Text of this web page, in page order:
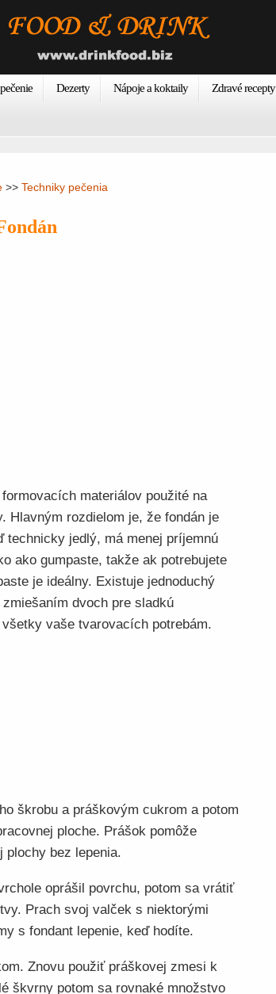
Dezerty Nápoje a koktaily Zdravé recepty
>> Techniky pečenia
materiálov použité na
Hlavným rozdielom je, že fondán je
technicky jedlý, má menej príjemnú
ako gumpaste, takže ak potrebujete
je ideálny. Existuje jednoduchý
dvoch pre sladkú
vaše tvarovacích potrebám.
škrobu a práškovým cukrom a potom
ploche. Prášok pomôže
plochy bez lepenia.
oprášil povrchu, potom sa vrátiť
Prach svoj valček s niektorými
s fondant lepenie, keď hodíte.
Znovu použiť práškovej zmesi k
škvrny potom sa rovnaké množstvo